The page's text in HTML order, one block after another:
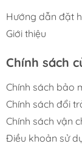
Hướng dẫn đặt
Giới thiệu
Chính sách
Chính sách bảo
Chính sách đổi
Chính sách vận
Điều khoản sử